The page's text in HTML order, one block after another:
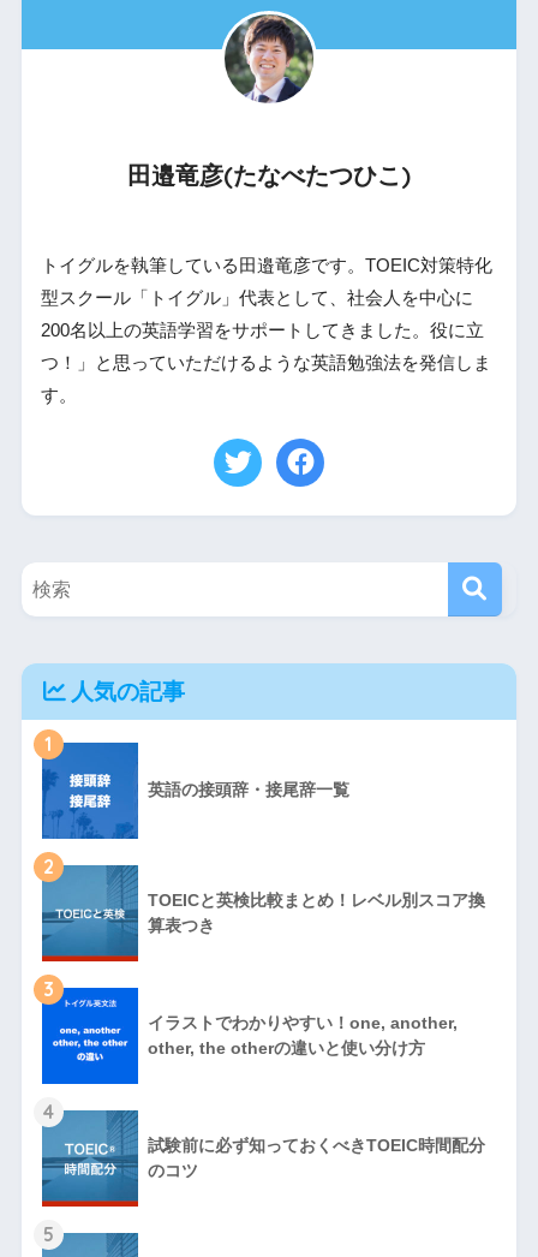
田邉竜彦(たなべたつひこ)
トイグルを執筆している田邉竜彦です。TOEIC対策特化
型スクール「トイグル」代表として、社会人を中心に
200名以上の英語学習をサポートしてきました。役に立
つ！」と思っていただけるような英語勉強法を発信しま
す。
人気の記事
1
英語の接頭辞・接尾辞一覧
2
TOEICと英検比較まとめ！レベル別スコア換
算表つき
3
イラストでわかりやすい！one, another,
other, the otherの違いと使い分け方
4
試験前に必ず知っておくべきTOEIC時間配分
のコツ
5